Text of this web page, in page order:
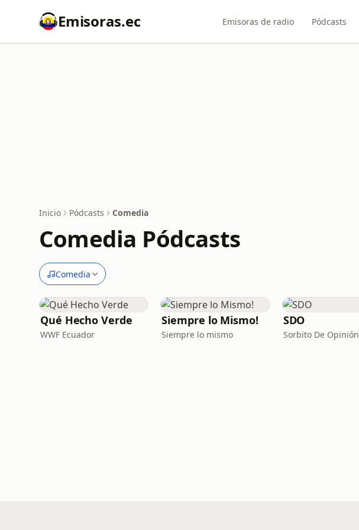
Emisoras.ec Emisoras de radio Pódcasts
Inicio Pódcasts Comedia
Comedia Pódcasts
Comedia
Qué Hecho Verde
WWF Ecuador
Siempre lo Mismo!
Siempre lo mismo
SDO
Sorbito De Opinión